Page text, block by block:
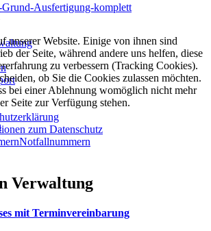
Grund-Ausfertigung-komplett
zum Datenschutz
Notfallnummern
Verwaltung
mit Terminvereinbarung
unserer Website. Einige von ihnen sind
der Seite, während andere uns helfen, diese
zu verbessern (Tracking Cookies).
ob Sie die Cookies zulassen möchten.
bei einer Ablehnung womöglich nicht mehr
Seite zur Verfügung stehen.